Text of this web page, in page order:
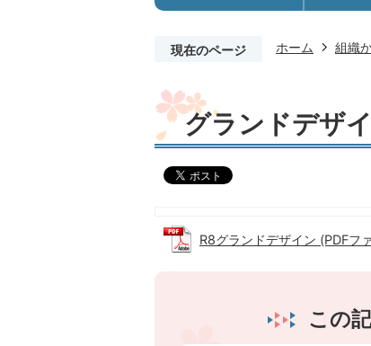
現在のページ ホーム 組織
グランドデザ
R8グランドデザイン (PDFフ
この